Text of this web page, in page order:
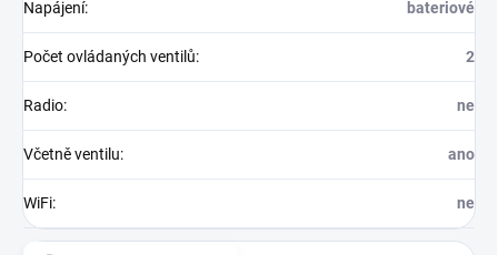
Napájení: bateriové
Počet ovládaných ventilů: 2
Radio: ne
Včetně ventilu: ano
WiFi: ne